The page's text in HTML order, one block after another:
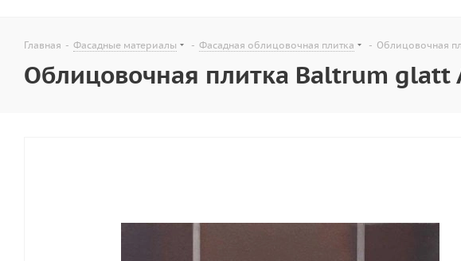
Главная - Фасадные материалы - Фасадная облицовочная плитка - Облицовочная
Облицовочная плитка Baltrum glatt